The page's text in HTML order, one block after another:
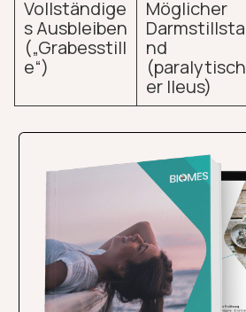
Vollständige
s Ausbleiben
(„Grabesstill
e“)
Möglicher
Darmstillsta
nd
(paralytisch
er Ileus)